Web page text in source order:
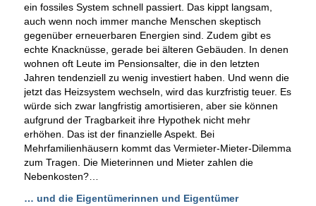
ein fossiles System schnell passiert. Das kippt langsam,
auch wenn noch immer manche Menschen skeptisch
gegenüber erneuerbaren Energien sind. Zudem gibt es
echte Knacknüsse, gerade bei älteren Gebäuden. In denen
wohnen oft Leute im Pensionsalter, die in den letzten
Jahren tendenziell zu wenig investiert haben. Und wenn die
jetzt das Heizsystem wechseln, wird das kurzfristig teuer. Es
würde sich zwar langfristig amortisieren, aber sie können
aufgrund der Tragbarkeit ihre Hypothek nicht mehr
erhöhen. Das ist der finanzielle Aspekt. Bei
Mehrfamilienhäusern kommt das Vermieter-Mieter-Dilemma
zum Tragen. Die Mieterinnen und Mieter zahlen die
Nebenkosten?…
… und die Eigentümerinnen und Eigentümer